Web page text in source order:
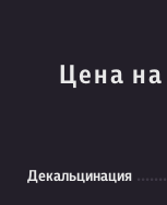
Цена
Декальцинация